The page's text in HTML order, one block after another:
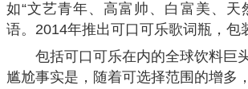
如“文艺青年、高富帅、白富美、天
语。2014年推出可口可乐歌词瓶，包
包括可口可乐在内的全球饮料巨
尴尬事实是，随着可选择范围的增多